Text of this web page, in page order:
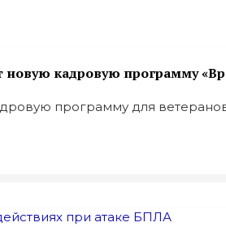
новую кадровую программу
программу для